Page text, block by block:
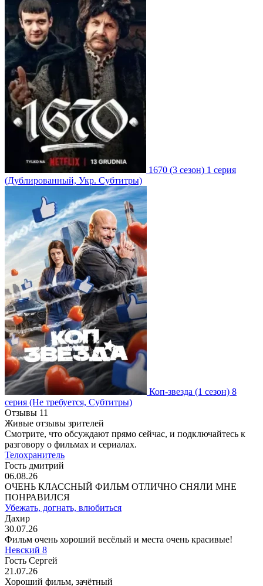
1670 (3 сезон) 1 серия
(Дублированный, Укр. Субтитры)
Коп-звезда (1 сезон) 8
серия (Не требуется, Субтитры)
Отзывы 11
Живые отзывы зрителей
Смотрите, что обсуждают прямо сейчас, и подключайтесь к
разговору о фильмах и сериалах.
Телохранитель
Гость дмитрий
06.08.26
ОЧЕНЬ КЛАССНЫЙ ФИЛЬМ ОТЛИЧНО СНЯЛИ МНЕ
ПОНРАВИЛСЯ
Убежать, догнать, влюбиться
Дахир
30.07.26
Фильм очень хороший весёлый и места очень красивые!
Невский 8
Гость Сергей
21.07.26
Хороший фильм, зачётный